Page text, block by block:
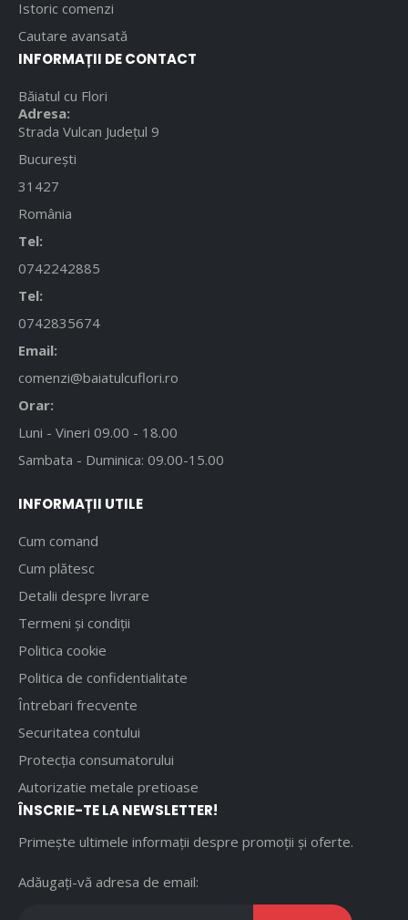
Istoric comenzi
Cautare avansată
INFORMAȚII DE CONTACT
Băiatul cu Flori
Adresa:
Strada Vulcan Județul 9
București
31427
România
Tel:
0742242885
Tel:
0742835674
Email:
comenzi@baiatulcuflori.ro
Orar:
Luni - Vineri 09.00 - 18.00
Sambata - Duminica: 09.00-15.00
INFORMAȚII UTILE
Cum comand
Cum plătesc
Detalii despre livrare
Termeni și condiții
Politica cookie
Politica de confidentialitate
Întrebari frecvente
Securitatea contului
Protecția consumatorului
Autorizatie metale pretioase
ÎNSCRIE-TE LA NEWSLETTER!
Primește ultimele informații despre promoții și oferte.
Adăugați-vă adresa de email: